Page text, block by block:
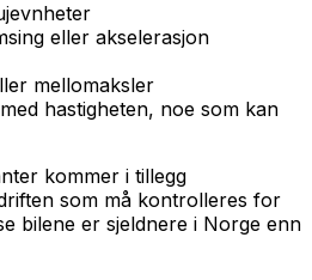
eller akselerasjon
mellomaksler
hastigheten, noe som kan
kommer i tillegg
som må kontrolleres for
bilene er sjeldnere i Norge enn